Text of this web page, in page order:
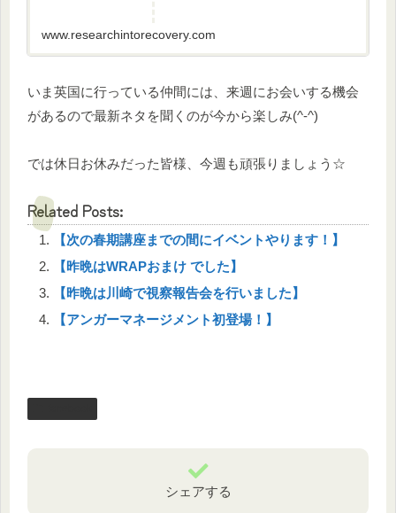
www.researchintorecovery.com
いま英国に行っている仲間には、来週にお会いする機会
があるので最新ネタを聞くのが今から楽しみ(^-^)
では休日お休みだった皆様、今週も頑張りましょう☆
Related Posts:
【次の春期講座までの間にイベントやります！】
【昨晩はWRAPおまけ でした】
【昨晩は川崎で視察報告会を行いました】
【アンガーマネージメント初登場！】
シェアする